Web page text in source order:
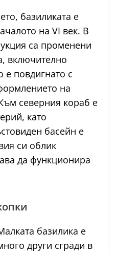
базиликата е
на VI век. В
са променени
включително
е повдигнато с
на
северния кораб е
като
басейн е
си облик
да функционира
базилика е
други сгради в